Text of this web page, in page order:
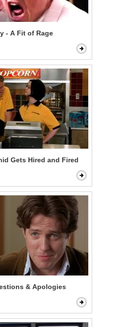
- A Fit of Rage
Gets Hired and Fired
& Apologies